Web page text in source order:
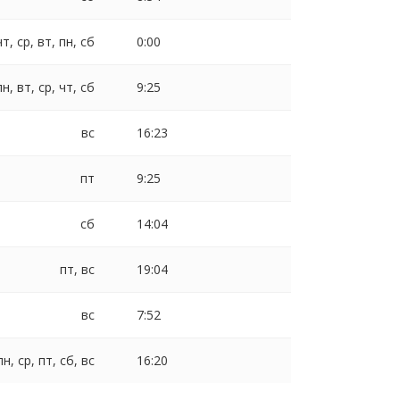
ср, вт, пн, сб 0:00
вт, ср, чт, сб 9:25
вс 16:23
пт 9:25
сб 14:04
пт, вс 19:04
вс 7:52
ср, пт, сб, вс 16:20